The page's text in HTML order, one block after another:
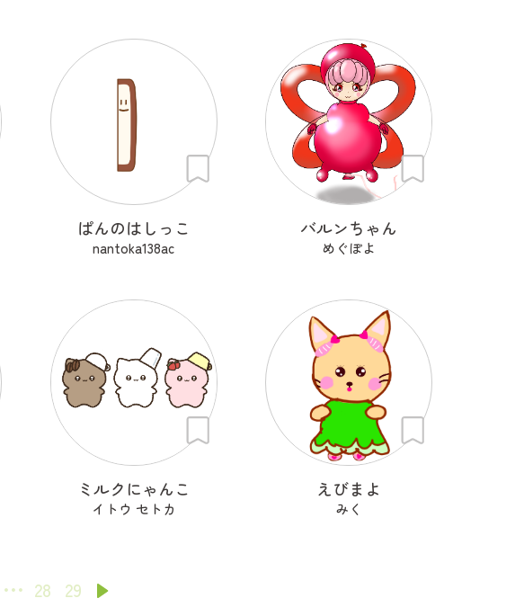
ぱんのはしっこ
nantoka138ac
バルンちゃん
めぐぽよ
ミルクにゃんこ
イトウ セトカ
えびまよ
みく
28 29